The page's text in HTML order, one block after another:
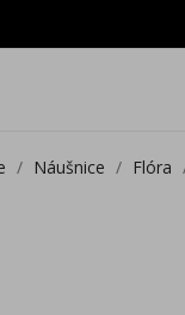
Náušnice Flóra